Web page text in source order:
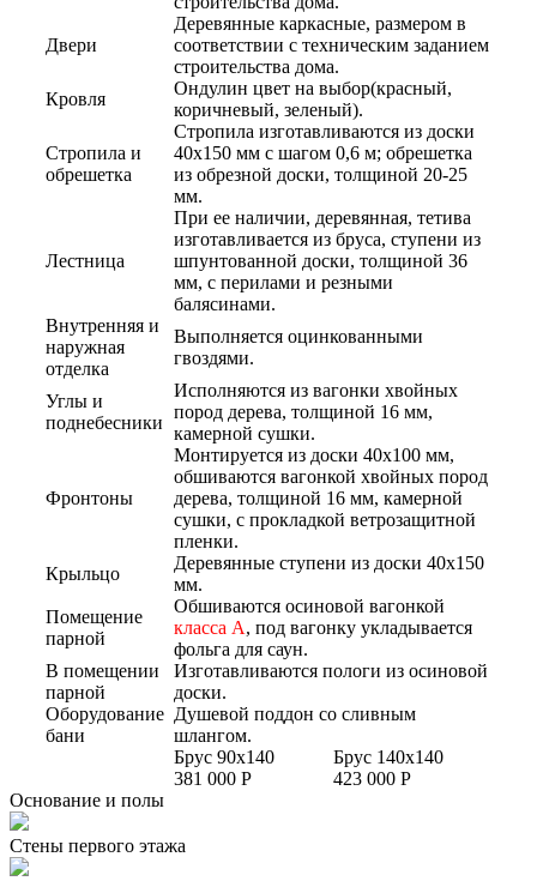
Двери
Деревянные каркасные, размером в
соответствии с техническим заданием
строительства дома.
Кровля
Ондулин цвет на выбор(красный,
коричневый, зеленый).
Стропила и
обрешетка
Стропила изготавливаются из доски
40х150 мм с шагом 0,6 м; обрешетка
из обрезной доски, толщиной 20-25
мм.
Лестница
При ее наличии, деревянная, тетива
изготавливается из бруса, ступени из
шпунтованной доски, толщиной 36
мм, с перилами и резными
балясинами.
Внутренняя и
наружная
отделка
Выполняется оцинкованными
гвоздями.
Углы и
поднебесники
Исполняются из вагонки хвойных
пород дерева, толщиной 16 мм,
камерной сушки.
Фронтоны
Монтируется из доски 40х100 мм,
обшиваются вагонкой хвойных пород
дерева, толщиной 16 мм, камерной
сушки, с прокладкой ветрозащитной
пленки.
Крыльцо
Деревянные ступени из доски 40х150
мм.
Помещение
парной
Обшиваются осиновой вагонкой
класса А, под вагонку укладывается
фольга для саун.
В помещении
парной
Изготавливаются пологи из осиновой
доски.
Оборудование
бани
Душевой поддон со сливным
шлангом.
Брус 90x140
381 000 Р
Брус 140x140
423 000 Р
Основание и полы
Стены первого этажа